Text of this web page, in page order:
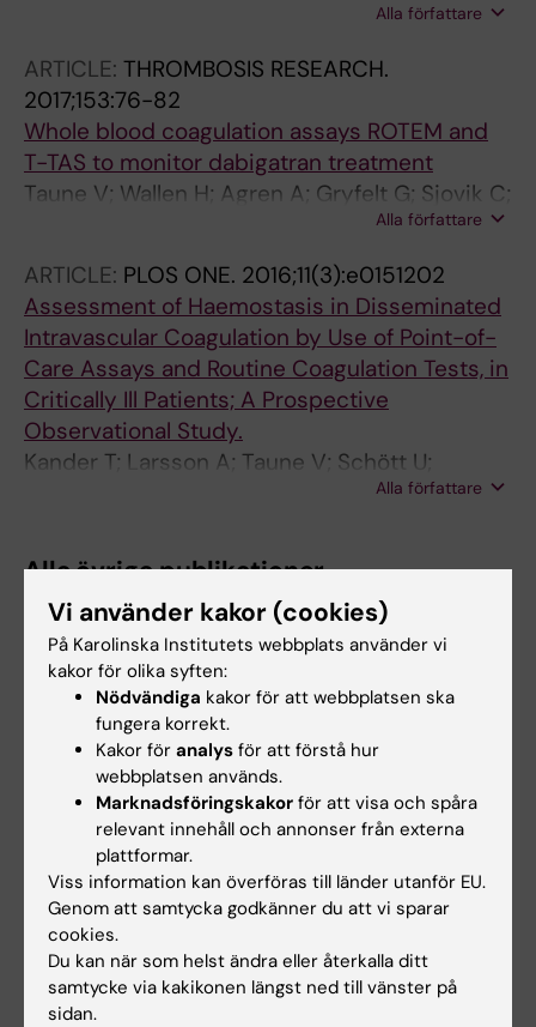
Malmstrom RE; Wikman A; Van Ryn J; Wallen H
Alla författare
ARTICLE: THROMBOSIS RESEARCH.
2017;153:76-82
Whole blood coagulation assays ROTEM and
T-TAS to monitor dabigatran treatment
Taune V; Wallen H; Agren A; Gryfelt G; Sjovik C;
Wintler AM; Malmstrom RE; Wikman A;Alla författare
ARTICLE: PLOS ONE. 2016;11(3):e0151202
Assessment of Haemostasis in Disseminated
Intravascular Coagulation by Use of Point-of-
Care Assays and Routine Coagulation Tests, in
Critically Ill Patients; A Prospective
Observational Study.
Kander T; Larsson A; Taune V; Schött U;
Alla författare
Alla övriga publikationer
DOCTORAL THESIS:2022
Effects of direct oral anticoagulant treatment
on hemostasis in patients with atrial
fibrillation
Taune V
Forskningsområden:
Kardiologi och kardiovaskulära sjukdomar
Är du Viktor Taune?
Redigera din profil
Vi använder kakor (cookies)
På Karolinska Institutets webbplats använder vi
kakor för olika syften:
Nödvändiga kakor för att webbplatsen ska
fungera korrekt.
Kakor för analys för att förstå hur
webbplatsen används.
Marknadsföringskakor för att visa och spåra
relevant innehåll och annonser från externa
plattformar.
Viss information kan överföras till länder utanför EU.
Genom att samtycka godkänner du att vi sparar
cookies.
Du kan när som helst ändra eller återkalla ditt
samtycke via kakikonen längst ned till vänster på
sidan.